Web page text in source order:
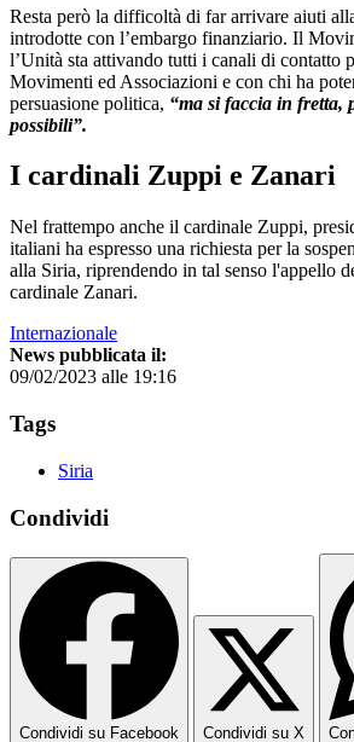
Resta però la difficoltà di far arrivare aiuti
introdotte con l’embargo finanziario. Il
l’Unità sta attivando tutti i canali di contatto
Movimenti ed Associazioni e con chi ha
persuasione politica, “ma si faccia in fretta,
possibili”.
I cardinali Zuppi e Zanari
Nel frattempo anche il cardinale Zuppi,
italiani ha espresso una richiesta per la
alla Siria, riprendendo in tal senso l'appello
cardinale Zanari.
Internazionale
News pubblicata il:
09/02/2023 alle 19:16
Tags
Siria
Condividi
Condividi su Facebook Condividi su X